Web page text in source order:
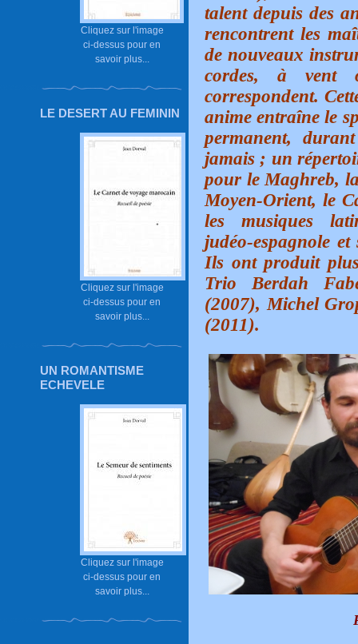
Cliquez sur l'image
ci-dessus pour en
savoir plus...
LE DESERT AU FEMININ
Cliquez sur l'image
ci-dessus pour en
savoir plus...
UN ROMANTISME
ECHEVELE
Cliquez sur l'image
ci-dessus pour en
savoir plus...
talent depuis des
rencontrent les
de nouveaux
cordes, à vent
correspondent.
anime entraîne le
permanent,
jamais ; un
pour le Maghreb,
Moyen-Orient, le
les musiques
judéo-espagnole
Ils ont produit
Trio Berdah
(2007), Michel
(2011).